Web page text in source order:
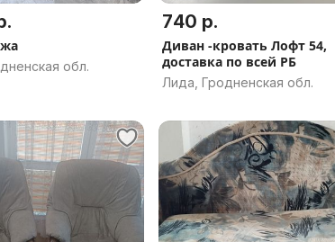
обл.
740 р.
Диван -кровать Лофт 54,
доставка по всей РБ
Лида, Гродненская обл.